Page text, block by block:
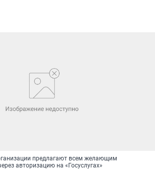
предлагают всем желающим
авторизацию на «Госуслугах»